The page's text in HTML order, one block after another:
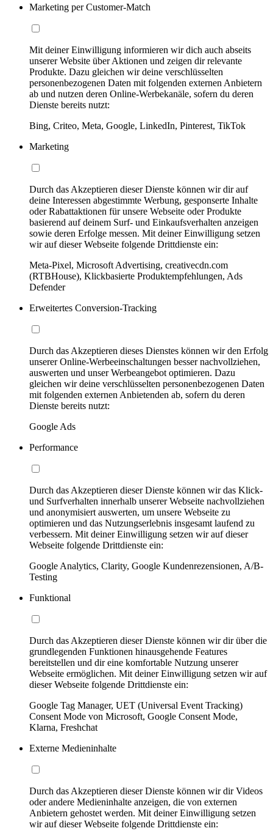
Marketing per Customer-Match
Mit deiner Einwilligung informieren wir dich auch abseits
unserer Website über Aktionen und zeigen dir relevante
Produkte. Dazu gleichen wir deine verschlüsselten
personenbezogenen Daten mit folgenden externen Anbietern
ab und nutzen deren Online-Werbekanäle, sofern du deren
Dienste bereits nutzt:
Bing, Criteo, Meta, Google, LinkedIn, Pinterest, TikTok
Marketing
Durch das Akzeptieren dieser Dienste können wir dir auf
deine Interessen abgestimmte Werbung, gesponserte Inhalte
oder Rabattaktionen für unsere Webseite oder Produkte
basierend auf deinem Surf- und Einkaufsverhalten anzeigen
sowie deren Erfolge messen. Mit deiner Einwilligung setzen
wir auf dieser Webseite folgende Drittdienste ein:
Meta-Pixel, Microsoft Advertising, creativecdn.com
(RTBHouse), Klickbasierte Produktempfehlungen, Ads
Defender
Erweitertes Conversion-Tracking
Durch das Akzeptieren dieses Dienstes können wir den Erfolg
unserer Online-Werbeeinschaltungen besser nachvollziehen,
auswerten und unser Werbeangebot optimieren. Dazu
gleichen wir deine verschlüsselten personenbezogenen Daten
mit folgenden externen Anbietenden ab, sofern du deren
Dienste bereits nutzt:
Google Ads
Performance
Durch das Akzeptieren dieser Dienste können wir das Klick-
und Surfverhalten innerhalb unserer Webseite nachvollziehen
und anonymisiert auswerten, um unsere Webseite zu
optimieren und das Nutzungserlebnis insgesamt laufend zu
verbessern. Mit deiner Einwilligung setzen wir auf dieser
Webseite folgende Drittdienste ein:
Google Analytics, Clarity, Google Kundenrezensionen, A/B-
Testing
Funktional
Durch das Akzeptieren dieser Dienste können wir dir über die
grundlegenden Funktionen hinausgehende Features
bereitstellen und dir eine komfortable Nutzung unserer
Webseite ermöglichen. Mit deiner Einwilligung setzen wir auf
dieser Webseite folgende Drittdienste ein:
Google Tag Manager, UET (Universal Event Tracking)
Consent Mode von Microsoft, Google Consent Mode,
Klarna, Freshchat
Externe Medieninhalte
Durch das Akzeptieren dieser Dienste können wir dir Videos
oder andere Medieninhalte anzeigen, die von externen
Anbietern gehostet werden. Mit deiner Einwilligung setzen
wir auf dieser Webseite folgende Drittdienste ein: